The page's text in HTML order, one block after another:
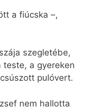
a fiúcska –,
szegletébe,
teste, a gyereken
pulóvert.
nem hallotta